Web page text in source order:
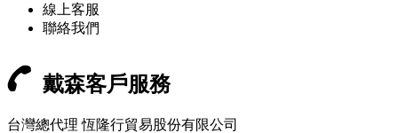
線上客服
聯絡我們
戴森客戶服務
台灣總代理 恆隆行貿易股份有限公司